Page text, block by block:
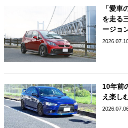
「愛車
を走る
ージョ
10年前
え楽し